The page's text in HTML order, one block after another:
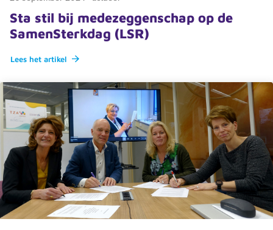
Sta stil bij medezeggenschap op de
SamenSterkdag (LSR)
Lees het artikel